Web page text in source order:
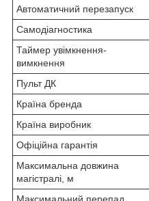
Автоматичний перезапуск
Самодіагностика
Таймер увімкнення-
вимкнення
Пульт ДК
Країна бренда
Країна виробник
Офіційна гарантія
Максимальна довжина
магістралі, м
Максимальний перепад